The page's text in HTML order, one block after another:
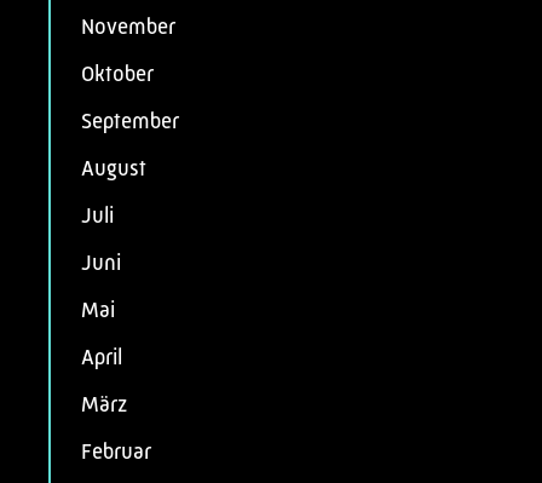
November
Oktober
September
August
Juli
Juni
Mai
April
März
Februar